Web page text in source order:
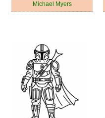
Michael Myers